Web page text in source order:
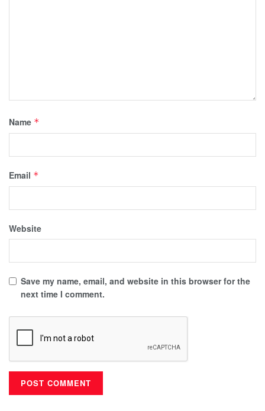
Name *
Email *
Website
Save my name, email, and website in this browser for the
next time I comment.